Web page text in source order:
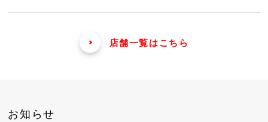
店舗一覧はこちら
お知らせ